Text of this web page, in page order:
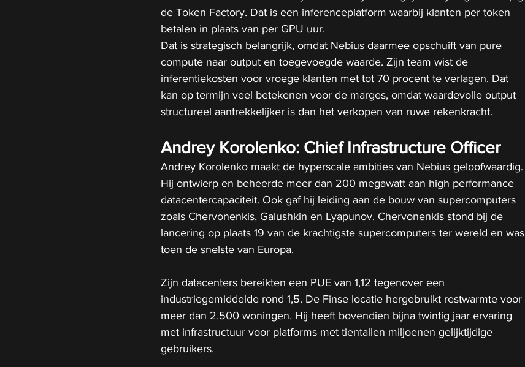
de Token Factory. Dat is een inferenceplatform waarbij klanten per token
betalen in plaats van per GPU uur.
Dat is strategisch belangrijk, omdat Nebius daarmee opschuift van pure
compute naar output en toegevoegde waarde. Zijn team wist de
inferentiekosten voor vroege klanten met tot 70 procent te verlagen. Dat
kan op termijn veel betekenen voor de marges, omdat waardevolle output
structureel aantrekkelijker is dan het verkopen van ruwe rekenkracht.
Andrey Korolenko: Chief Infrastructure Officer
Andrey Korolenko maakt de hyperscale ambities van Nebius geloofwaardig.
Hij ontwierp en beheerde meer dan 200 megawatt aan high performance
datacentercapaciteit. Ook gaf hij leiding aan de bouw van supercomputers
zoals Chervonenkis, Galushkin en Lyapunov. Chervonenkis stond bij de
lancering op plaats 19 van de krachtigste supercomputers ter wereld en was
toen de snelste van Europa.
Zijn datacenters bereikten een PUE van 1,12 tegenover een
industriegemiddelde rond 1,5. De Finse locatie hergebruikt restwarmte voor
meer dan 2.500 woningen. Hij heeft bovendien bijna twintig jaar ervaring
met infrastructuur voor platforms met tientallen miljoenen gelijktijdige
gebruikers.